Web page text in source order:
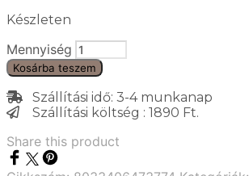
Készleten
Mennyiség
Kosárba teszem
Szállítási idő: 3-4 munkanap
Szállítási költség : 1890 Ft.
Share this product